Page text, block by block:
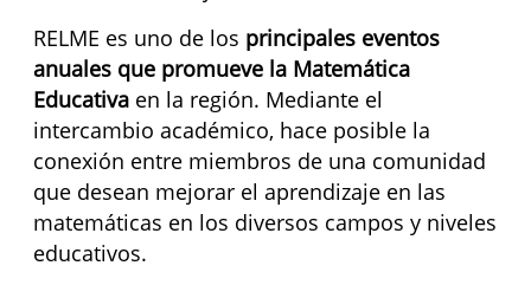
RELME es uno de los principales eventos
anuales que promueve la Matemática
Educativa en la región. Mediante el
intercambio académico, hace posible la
conexión entre miembros de una comunidad
que desean mejorar el aprendizaje en las
matemáticas en los diversos campos y niveles
educativos.